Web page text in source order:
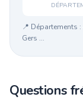
📍 Départements
Gers ...
Questions